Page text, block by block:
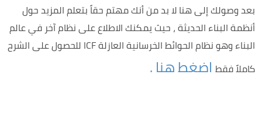
بعد وصولك إلى هنا لا بد من أنك مهتم حقاً بتعلم المزيد حول
أنظمة البناء الحديثة ، حيث يمكنك الاطلاع على نظام آخر في عالم
البناء وهو نظام الحوائط الخرسانية العازلة ICF للحصول على الشرح
كاملاً فقط اضغط هنا .